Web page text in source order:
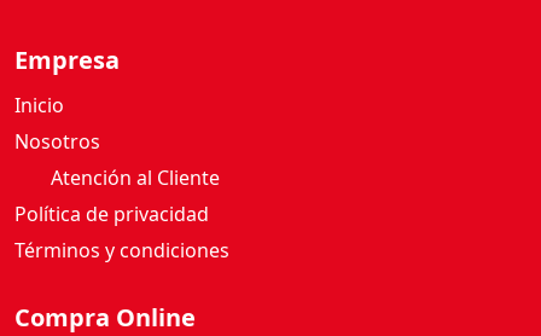
Empresa
Inicio
Nosotros
Atención al Cliente
Política de privacidad
Términos y condiciones
Compra Online